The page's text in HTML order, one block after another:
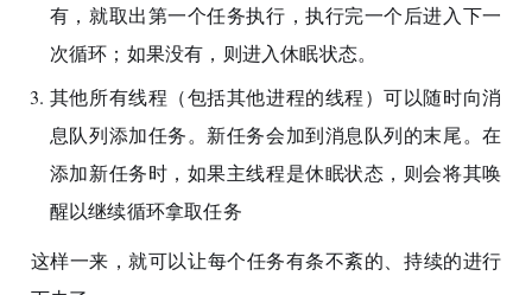
有，就取出第一个任务执行，执行完一个后进入下一
次循环；如果没有，则进入休眠状态。
其他所有线程（包括其他进程的线程）可以随时向消
息队列添加任务。新任务会加到消息队列的末尾。在
添加新任务时，如果主线程是休眠状态，则会将其唤
醒以继续循环拿取任务
这样一来，就可以让每个任务有条不紊的、持续的进行